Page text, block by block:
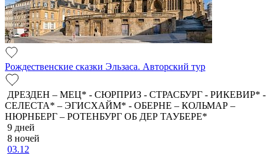
Рождественские сказки Эльзаса. Авторский тур
ДРЕЗДЕН – МЕЦ* - СЮРПРИЗ - СТРАСБУРГ - РИКЕВИР* -
СЕЛЕСТА* – ЭГИСХАЙМ* - ОБЕРНЕ – КОЛЬМАР –
НЮРНБЕРГ – РОТЕНБУРГ ОБ ДЕР ТАУБЕРЕ*
9 дней
8 ночей
03.12